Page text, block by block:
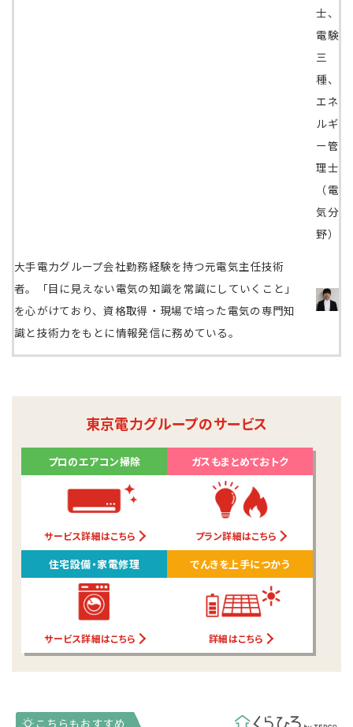
士、
電験
三
種、
エネ
ルギ
ー管
理士
（電
気分
野）
大手電力グループ会社勤務経験を持つ元電気主任技術
者。「目に見えない電気の知識を常識にしていくこと」
を心がけており、資格取得・現場で培った電気の専門知
識と技術力をもとに情報発信に務めている。
東京電力グループのサービス
プロのエアコン掃除
サービス詳細はこちら
ガスもまとめておトク
プラン詳細はこちら
住宅設備・家電修理
サービス詳細はこちら
でんきを上手につかう
詳細はこちら